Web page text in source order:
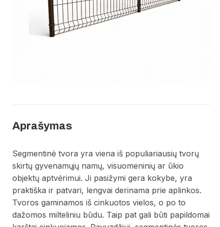
Aprašymas
Segmentinė tvora yra viena iš populiariausių tvorų
skirtų gyvenamųjų namų, visuomeninių ar ūkio
objektų aptvėrimui. Ji pasižymi gera kokybe, yra
praktiška ir patvari, lengvai derinama prie aplinkos.
Tvoros gaminamos iš cinkuotos vielos, o po to
dažomos milteliniu būdu. Taip pat gali būti papildomai